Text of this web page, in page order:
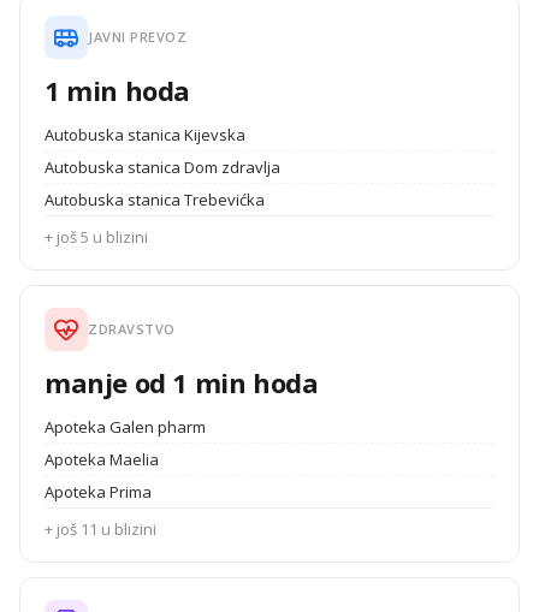
JAVNI PREVOZ
1 min hoda
Autobuska stanica Kijevska
Autobuska stanica Dom zdravlja
Autobuska stanica Trebevićka
+ još 5 u blizini
ZDRAVSTVO
manje od 1 min hoda
Apoteka Galen pharm
Apoteka Maelia
Apoteka Prima
+ još 11 u blizini